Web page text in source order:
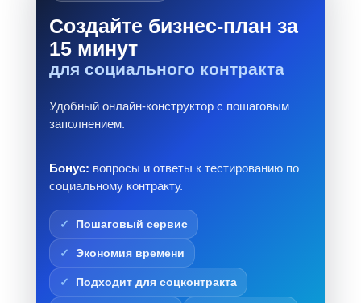
Создайте бизнес-план за
15 минут
для социального контракта
Удобный онлайн-конструктор с пошаговым
заполнением.
Бонус: вопросы и ответы к тестированию по
социальному контракту.
Пошаговый сервис
Экономия времени
Подходит для соцконтракта